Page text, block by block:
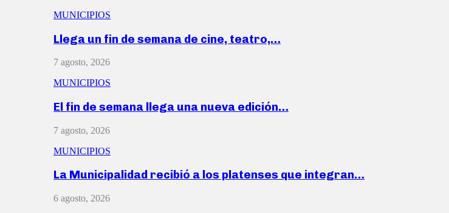
MUNICIPIOS
Llega un fin de semana de cine, teatro,…
7 agosto, 2026
MUNICIPIOS
El fin de semana llega una nueva edición…
7 agosto, 2026
MUNICIPIOS
La Municipalidad recibió a los platenses que integran…
6 agosto, 2026